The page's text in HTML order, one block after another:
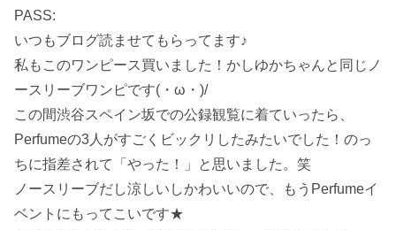
PASS:
いつもブログ読ませてもらってます♪
私もこのワンピース買いました！かしゆかちゃんと同じノ
ースリーブワンピです(・ω・)/
この間渋谷スペイン坂での公録観覧に着ていったら、
Perfumeの3人がすごくビックリしたみたいでした！のっ
ちに指差されて「やった！」と思いました。笑
ノースリーブだし涼しいしかわいいので、もうPerfumeイ
ベントにもってこいです★